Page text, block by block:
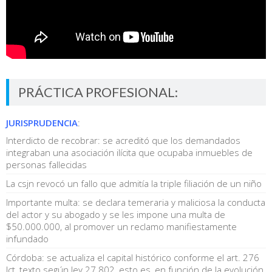
PRÁCTICA PROFESIONAL:
JURISPRUDENCIA:
Interdicto de recobrar: se acreditó que los demandados
integraban una asociación ilícita que ocupaba inmuebles de
personas fallecidas
La csjn revocó un fallo que admitía la triple filiación de un niño
Importante multa: se declara temeraria y maliciosa la conducta
del actor y su abogado y se les impone una multa de
$50.000.000, al promover un reclamo manifiestamente
infundado
Córdoba: se actualiza el capital histórico conforme el art. 276
lct, texto según ley 27.802, esto es, en función de la evolución